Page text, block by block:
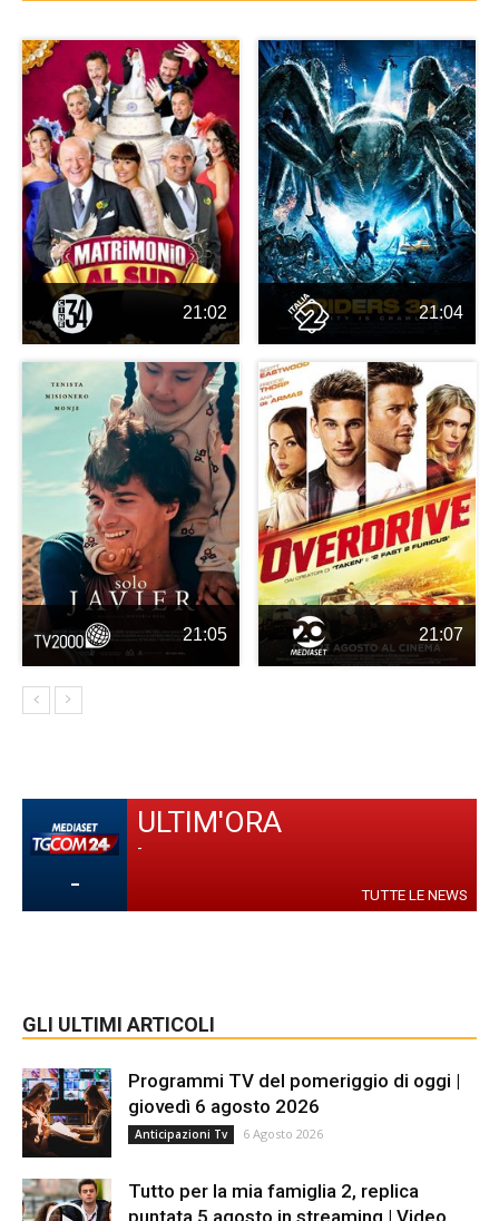
21:02 21:04
21:05 21:07
-
ULTIM'ORA
-
TUTTE LE NEWS
GLI ULTIMI ARTICOLI
Programmi TV del pomeriggio di oggi |
giovedì 6 agosto 2026
Anticipazioni Tv 6 Agosto 2026
Tutto per la mia famiglia 2, replica